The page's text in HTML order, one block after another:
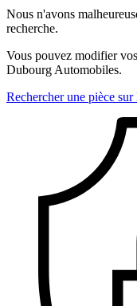
Nous n'avons
recherche.
Vous pouvez modifier
Dubourg Automobiles.
Rechercher une pièce